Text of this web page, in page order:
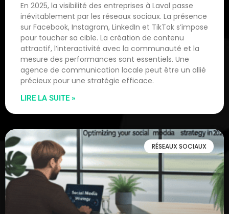
En 2025, la visibilité des entreprises à Laval passe
inévitablement par les réseaux sociaux. La présence
sur Facebook, Instagram, LinkedIn et TikTok s’impose
pour toucher sa cible. La création de contenu
attractif, l’interactivité avec la communauté et la
mesure des performances sont essentiels. Une
agence de communication locale peut être un allié
précieux pour une stratégie efficace.
LIRE LA SUITE »
RÉSEAUX SOCIAUX